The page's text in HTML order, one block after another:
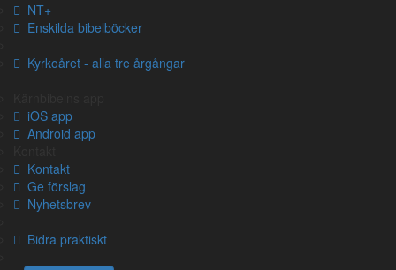
NT+
Enskilda bibelböcker
Kyrkoåret - alla tre årgångar
iOS app
Android app
Kontakt
Ge förslag
Nyhetsbrev
Bidra praktiskt
Om Kärnbibeln
Vittnesbörd
Blogg
Instruktionsfilmer